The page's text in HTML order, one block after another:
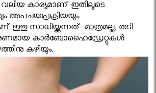
വലിയ കാര്യമാണ് ഇതിലൂടെ
അപചയപ്രക്രിയയും
ഇതു സാധിയ്ക്കുന്നത്. മാത്രമല്ല, തടി
കാരണമായ കാര്‍ബോഹൈഡ്രേറ്റുകള്‍
കഴിയും.